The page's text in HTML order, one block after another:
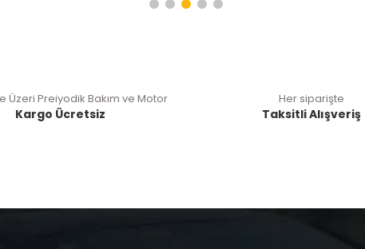
Üzeri Preiyodik Bakım ve Motor
Kargo Ücretsiz
Her siparişte
Taksitli Alışveriş